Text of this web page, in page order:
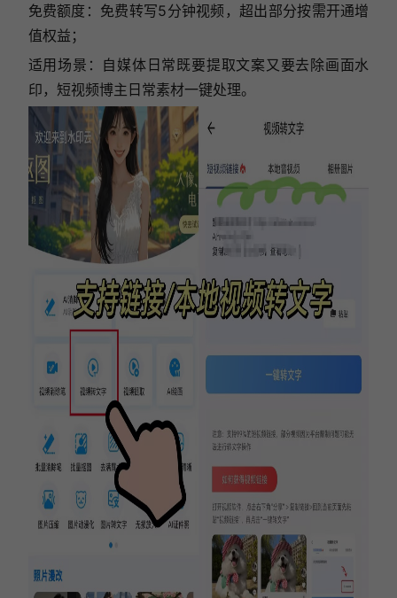
免费额度：免费转写5分钟视频，超出部分按需开通增
值权益；
适用场景：自媒体日常既要提取文案又要去除画面水
印，短视频博主日常素材一键处理。